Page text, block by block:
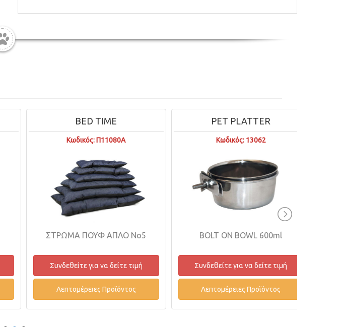
BED TIME
Κωδικός: Π11080Α
ΣΤΡΩΜΑ ΠΟΥΦ ΑΠΛΟ Νο5
Συνδεθείτε για να δείτε τιμή
Λεπτομέρειες Προϊόντος
PET PLATTER
Κωδικός: 13062
BOLT ON BOWL 600ml
Συνδεθείτε για να δείτε τιμή
Λεπτομέρειες Προϊόντος